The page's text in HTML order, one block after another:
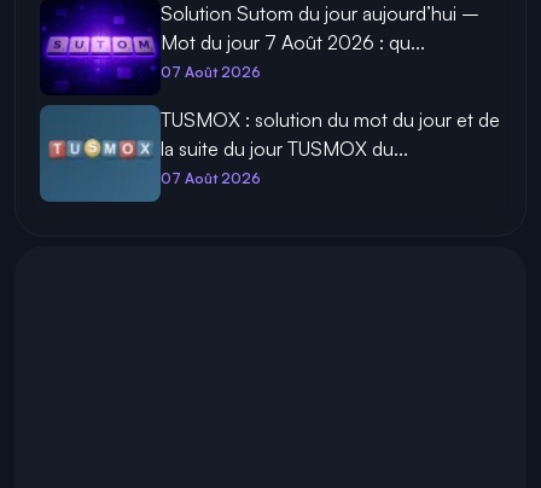
Solution Sutom du jour aujourd’hui –
Mot du jour 7 Août 2026 : qu...
07 Août 2026
TUSMOX : solution du mot du jour et de
la suite du jour TUSMOX du...
07 Août 2026